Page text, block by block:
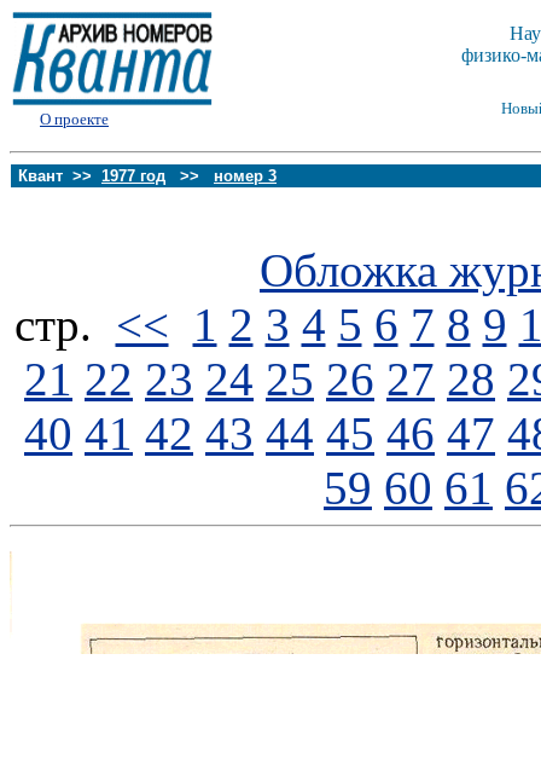
О проекте
физико-
Квант >> 1977 год >> номер 3
Обложка
стp. << 1 2 3 4 5 6 7 8 9
21 22 23 24 25 26 27 28
40 41 42 43 44 45 46 47
59 60 61